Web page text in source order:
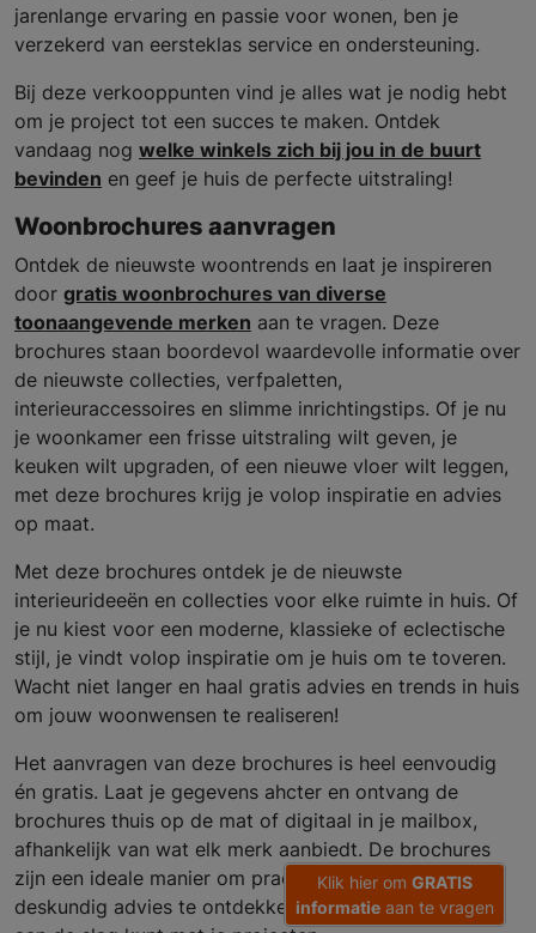
jarenlange ervaring en passie voor wonen, ben je
verzekerd van eersteklas service en ondersteuning.
Bij deze verkooppunten vind je alles wat je nodig hebt
om je project tot een succes te maken. Ontdek
vandaag nog welke winkels zich bij jou in de buurt
bevinden en geef je huis de perfecte uitstraling!
Woonbrochures aanvragen
Ontdek de nieuwste woontrends en laat je inspireren
door gratis woonbrochures van diverse
toonaangevende merken aan te vragen. Deze
brochures staan boordevol waardevolle informatie over
de nieuwste collecties, verfpaletten,
interieuraccessoires en slimme inrichtingstips. Of je nu
je woonkamer een frisse uitstraling wilt geven, je
keuken wilt upgraden, of een nieuwe vloer wilt leggen,
met deze brochures krijg je volop inspiratie en advies
op maat.
Met deze brochures ontdek je de nieuwste
interieurideeën en collecties voor elke ruimte in huis. Of
je nu kiest voor een moderne, klassieke of eclectische
stijl, je vindt volop inspiratie om je huis om te toveren.
Wacht niet langer en haal gratis advies en trends in huis
om jouw woonwensen te realiseren!
Het aanvragen van deze brochures is heel eenvoudig
én gratis. Laat je gegevens ahcter en ontvang de
brochures thuis op de mat of digitaal in je mailbox,
afhankelijk van wat elk merk aanbiedt. De brochures
zijn een ideale manier om prachtige foto’s, trends en
deskundig advies te ontdekken, zodat je vol inspiratie
Klik hier om GRATIS
informatie aan te vragen